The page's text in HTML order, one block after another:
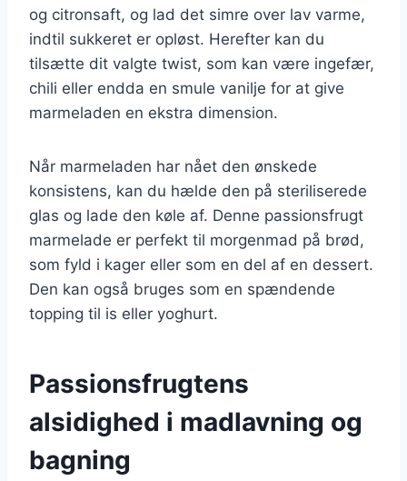
og citronsaft, og lad det simre over lav varme,
indtil sukkeret er opløst. Herefter kan du
tilsætte dit valgte twist, som kan være ingefær,
chili eller endda en smule vanilje for at give
marmeladen en ekstra dimension.
Når marmeladen har nået den ønskede
konsistens, kan du hælde den på steriliserede
glas og lade den køle af. Denne passionsfrugt
marmelade er perfekt til morgenmad på brød,
som fyld i kager eller som en del af en dessert.
Den kan også bruges som en spændende
topping til is eller yoghurt.
Passionsfrugtens
alsidighed i madlavning og
bagning